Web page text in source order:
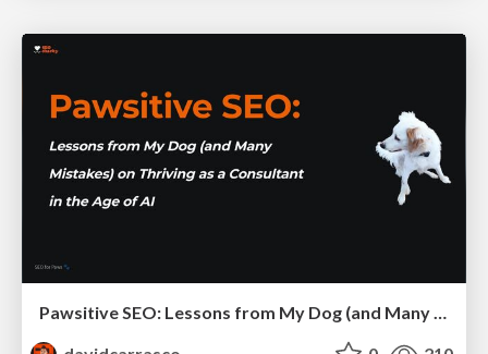
Pawsitive SEO: Lessons from My Dog (and Many Mistakes) on Thriving as a Consultant in the Age of AI